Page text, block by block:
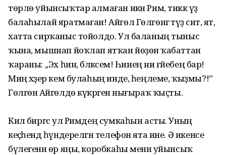
төрлө уйынсыҡтар алмаған икән Рим, тиккә үҙ
балаһылай яратмаған! Айгөл Гөлгөнәгә тәүҙә сит, ят,
хатта сирҡаныс тойолдо. Ул баланың тыныс
ҡына, мышнап йоҡлап ятҡан йөҙөнә ҡабаттан
ҡараны: ,,Эх һин, бәләкәсем! Һинең ни ғәйебең бар!
Миңә хәҙер кем булаһың инде, һеңлеме, ҡыҙмы?!”
Гөлгөнә Айгөлдө күкрәгенә нығыраҡ ҡыҫты.
Килә биргәс ул Римдең сумкаһын асты. Уның
кеҫәһендә һүндерелгән телефон ята ине. Ә икенсе
бүлегенән өр яңы, коробкаһы менән уйынсыҡ